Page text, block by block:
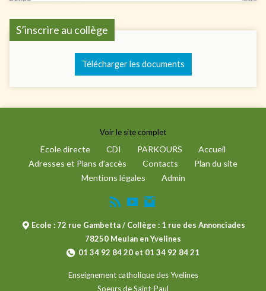
S’inscrire au collège
Télécharger les documents
Voir le site complet
Ecole directe CDI PARKOURS
Accueil
Adresses et Plans d’accès
Contacts
Plan du site
Mentions légales
Admin
Ecole : 72 rue Gambetta / Collège : 1 rue des Annonciades
78250 Meulan en Yvelines
01 34 92 84 20 et 01 34 92 84 21
Enseignement catholique des Yvelines
Soeurs de Saint-Paul